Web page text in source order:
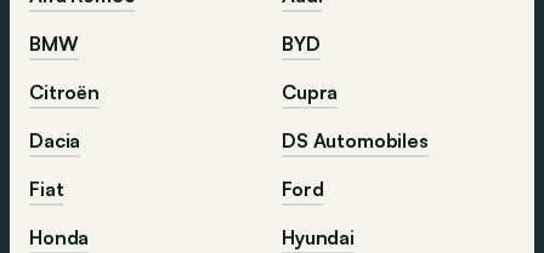
BMW
BYD
Citroën
Cupra
Dacia
DS Automobiles
Fiat
Ford
Honda
Hyundai